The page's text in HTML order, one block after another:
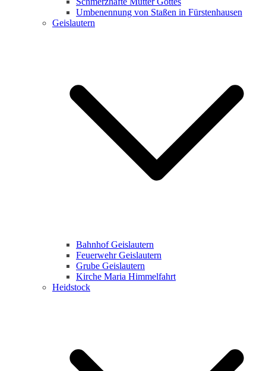
Umbenennung von Staßen in Fürstenhausen
Geislautern
Bahnhof Geislautern
Feuerwehr Geislautern
Grube Geislautern
Kirche Maria Himmelfahrt
Heidstock